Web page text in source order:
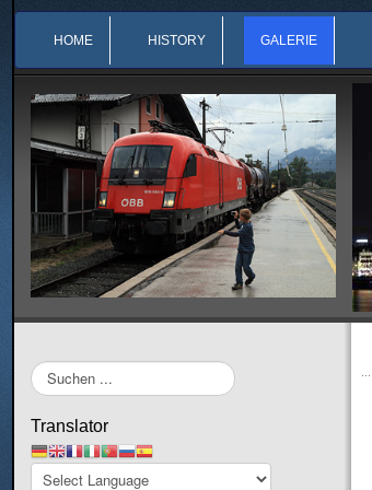
HOME HISTORY GALERIE
Suchen
...
Translator